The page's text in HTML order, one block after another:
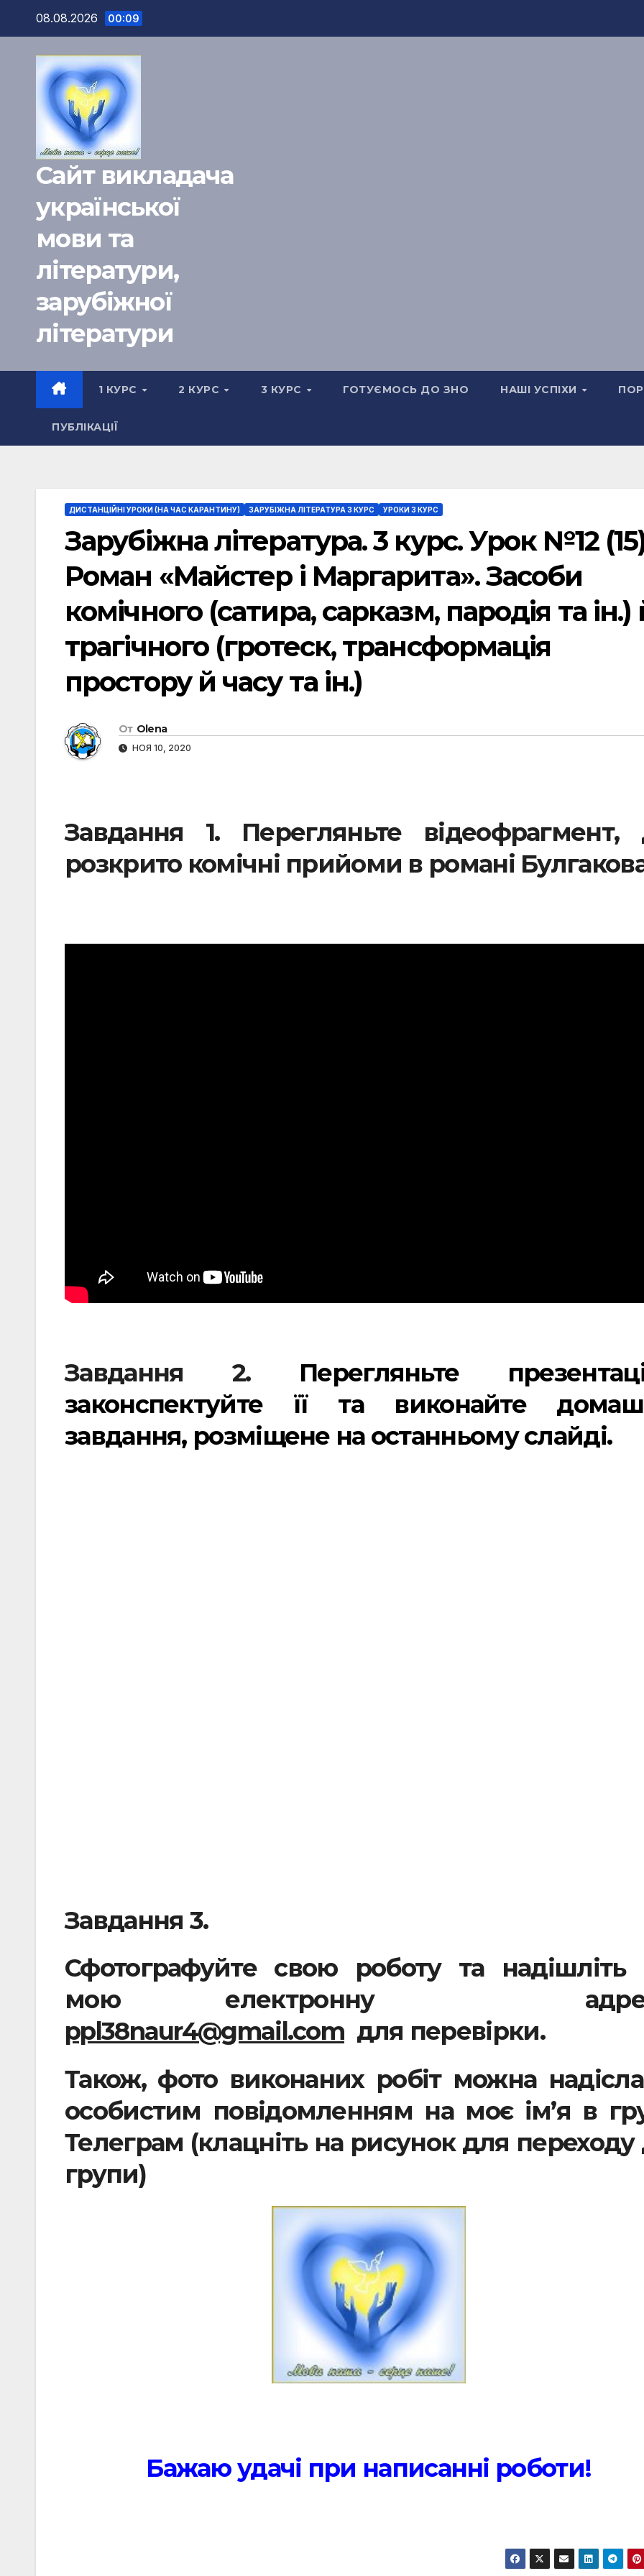
Перейти
содержимому
08.08.2026 00:09
Сайт викладача
української
мови та
літератури,
зарубіжної
літератури
1 КУРС 2 КУРС 3 КУРС ГОТУЄМОСЬ ДО ЗНО НАШІ УСПІХИ
ПУБЛІКАЦІЇ
ДИСТАНЦІЙНІ УРОКИ (НА ЧАС КАРАНТИНУ) ЗАРУБІЖНА ЛІТЕРАТУРА 3 КУРС УРОКИ 3 КУРС
Зарубіжна література. 3 курс. Урок №12
Роман «Майстер і Маргарита». Засоби
комічного (сатира, сарказм, пародія та ін.)
трагічного (гротеск, трансформація
простору й часу та ін.)
От Olena
НОЯ 10, 2020
Завдання 1. Перегляньте відеофрагмент,
розкрито комічні прийоми в романі
Завдання 2. Перегляньте
законспектуйте її та виконайте
завдання, розміщене на останньому слайді.
Завдання 3.
Сфотографуйте свою роботу та надішліть
мою електронну
ppl38naur4@gmail.com для перевірки.
Також, фото виконаних робіт можна
особистим повідомленням на моє ім’я в
Телеграм (клацніть на рисунок для переходу
групи)
Бажаю удачі при написанні роботи!